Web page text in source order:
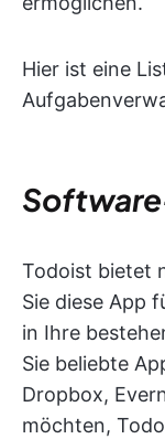
Hier ist eine
Todoist bietet
Sie diese App
in Ihre
Sie beliebte
Dropbox,
möchten,